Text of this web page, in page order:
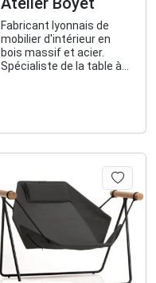
Fabricant lyonnais de
mobilier d'intérieur en
bois massif et acier.
Spécialiste de la table à